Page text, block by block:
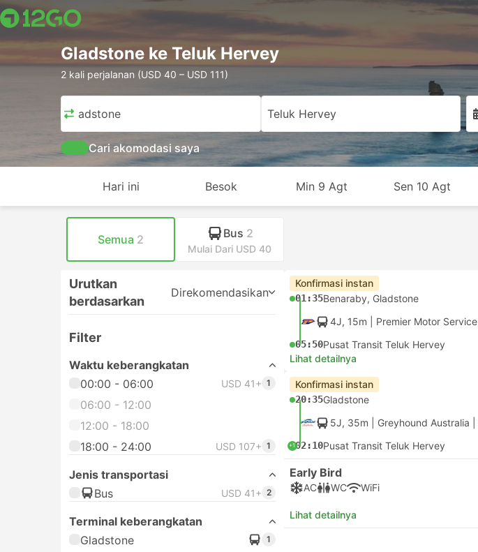
Gladstone ke Teluk Hervey
2 kali perjalanan (USD 40 – USD 111)
Gladstone Teluk Hervey
Cari akomodasi saya
Hari ini Besok Min 9 Agt Sen 10 Agt
Semua 2 Bus 2
Mulai Dari USD 40
Urutkan
berdasarkan
Direkomendasikan
Filter
Waktu keberangkatan
00:00 - 06:00
USD 41+ 1
06:00 - 12:00
12:00 - 18:00
18:00 - 24:00
USD 107+ 1
Jenis transportasi
Bus
USD 41+ 2
Terminal keberangkatan
Gladstone
1
Konfirmasi instan
01:35Benaraby, Gladstone
4J, 15m | Premier Motor Service
05:50Pusat Transit Teluk Hervey
Lihat detailnya
Konfirmasi instan
20:35Gladstone
5J, 35m | Greyhound Australia
+102:10Pusat Transit Teluk Hervey
Early Bird
AC WC WiFi
Lihat detailnya